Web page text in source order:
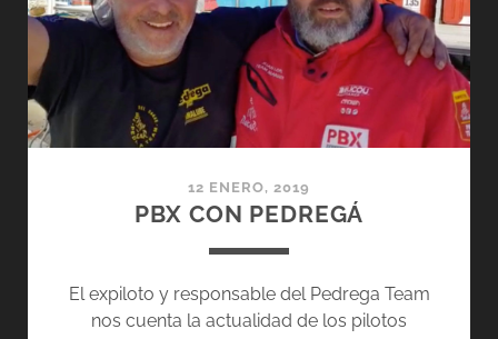
CAMELIA
LIPAROTI
12 ENERO, 2019
PBX CON PEDREGÁ
El expiloto y responsable del Pedrega Team
nos cuenta la actualidad de los pilotos